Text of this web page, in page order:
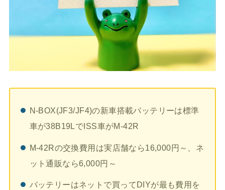
N-BOX(JF3/JF4)の新車搭載バッテリーは標準
車が38B19LでISS車がM-42R
M-42Rの交換費用は実店舗なら16,000円～、ネ
ット通販なら6,000円～
バッテリーはネットで買ってDIYが最も費用を